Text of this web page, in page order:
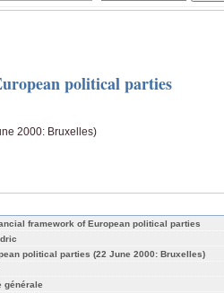
political parties
2000: Bruxelles)
framework of European political parties
political parties (22 June 2000: Bruxelles)
générale